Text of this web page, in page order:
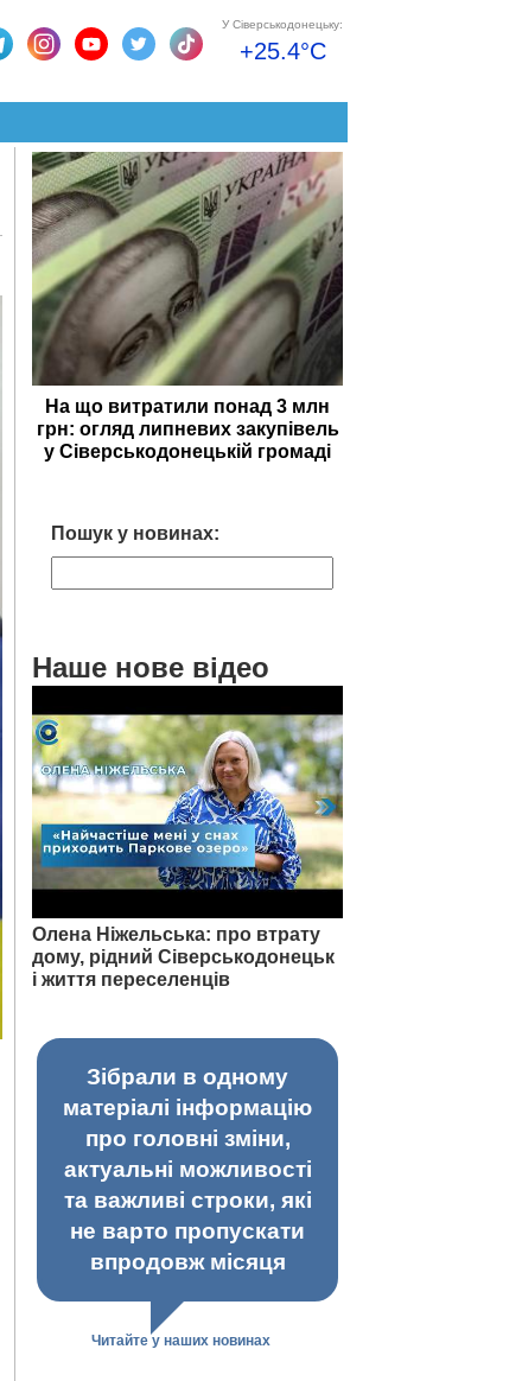
У Сіверськодонецьку:
+25.4°C
На що витратили понад 3 млн
грн: огляд липневих закупівель
у Сіверськодонецькій громаді
Пошук у новинах:
Наше нове відео
Олена Ніжельська: про втрату
дому, рідний Сіверськодонецьк
і життя переселенців
Зібрали в одному
матеріалі інформацію
про головні зміни,
актуальні можливості
та важливі строки, які
не варто пропускати
впродовж місяця
Читайте у наших новинах